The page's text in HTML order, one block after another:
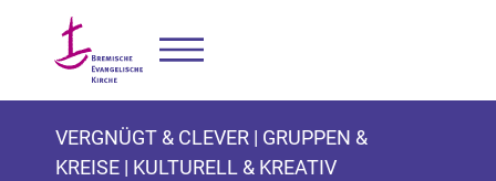
VERGNÜGT & CLEVER | GRUPPEN &
KREISE | KULTURELL & KREATIV